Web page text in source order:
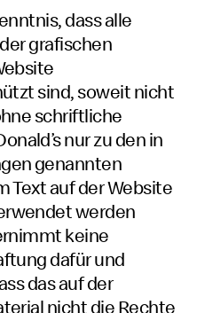
dass alle
grafischen
sind, soweit nicht
schriftliche
nur zu den in
genannten
Text auf der Website
werden
keine
dafür und
das auf der
nicht die Rechte